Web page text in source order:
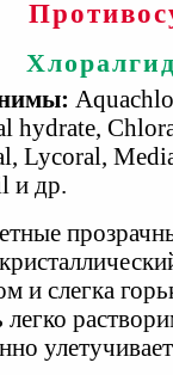
hydrate,
Lycoral,
и др.
и слегка